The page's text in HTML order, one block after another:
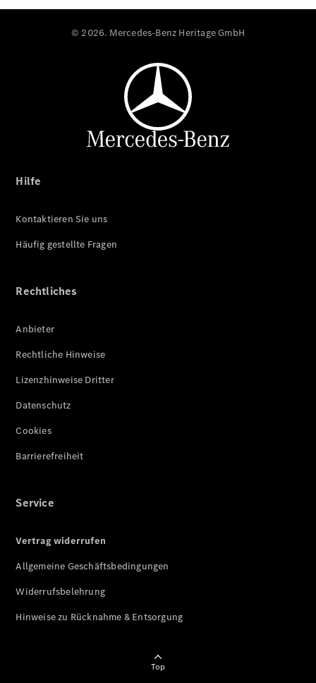
© 2026. Mercedes-Benz Heritage GmbH
Hilfe
Kontaktieren Sie uns
Häufig gestellte Fragen
Rechtliches
Anbieter
Rechtliche Hinweise
Lizenzhinweise Dritter
Datenschutz
Cookies
Barrierefreiheit
Service
Vertrag widerrufen
Allgemeine Geschäftsbedingungen
Widerrufsbelehrung
Hinweise zu Rücknahme & Entsorgung
Top